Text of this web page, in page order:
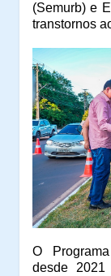
(Semurb) e
transtornos
O
desde